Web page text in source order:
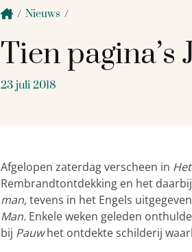
/ Nieuws /
Tien
23 juli 2018
Afgelopen zaterdag verscheen in
Rembrandtontdekking en het
man, tevens in het Engels
Man. Enkele weken geleden
bij Pauwhet ontdekte schilderij